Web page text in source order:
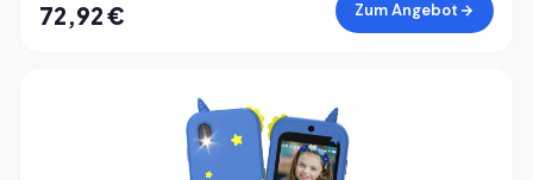
72,92 € Zum Angebot